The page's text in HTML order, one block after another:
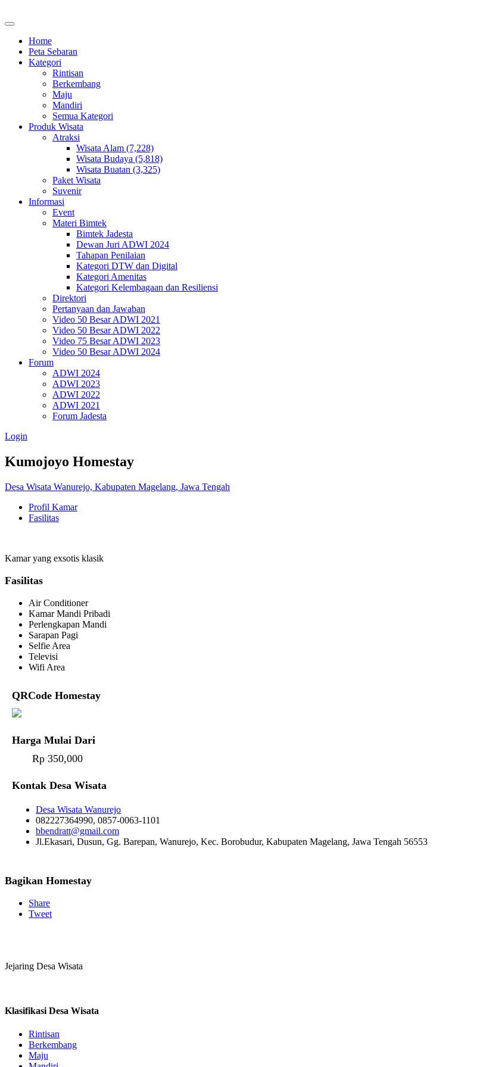
Home
Peta Sebaran
Kategori
Rintisan
Berkembang
Maju
Mandiri
Semua Kategori
Produk Wisata
Atraksi
Wisata Alam (7,228)
Wisata Budaya (5,818)
Wisata Buatan (3,325)
Paket Wisata
Suvenir
Informasi
Event
Materi Bimtek
Bimtek Jadesta
Dewan Juri ADWI 2024
Tahapan Penilaian
Kategori DTW dan Digital
Kategori Amenitas
Kategori Kelembagaan dan Resiliensi
Direktori
Pertanyaan dan Jawaban
Video 50 Besar ADWI 2021
Video 50 Besar ADWI 2022
Video 75 Besar ADWI 2023
Video 50 Besar ADWI 2024
Forum
ADWI 2024
ADWI 2023
ADWI 2022
ADWI 2021
Forum Jadesta
Login
Kumojoyo Homestay
Desa Wisata Wanurejo, Kabupaten Magelang, Jawa Tengah
Profil Kamar
Fasilitas
Kamar yang exsotis klasik
Fasilitas
Air Conditioner
Kamar Mandi Pribadi
Perlengkapan Mandi
Sarapan Pagi
Selfie Area
Televisi
Wifi Area
QRCode Homestay
Harga Mulai Dari
Rp 350,000
Kontak Desa Wisata
Desa Wisata Wanurejo
082227364990, 0857-0063-1101
bbendratt@gmail.com
Jl.Ekasari, Dusun, Gg. Barepan, Wanurejo, Kec. Borobudur, Kabupaten Magelang, Jawa Tengah 56553
Bagikan Homestay
Share
Tweet
Jejaring Desa Wisata
Klasifikasi Desa Wisata
Rintisan
Berkembang
Maju